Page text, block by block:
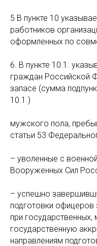
5 В пункте 10
работников
оформленных по
6. В пункте 10.1.
граждан Российской
запасе (сумма
10.1.)
мужского пола,
статьи 53
– уволенные с
Вооруженных Сил
– успешно
подготовки
при
государственную
направлениям